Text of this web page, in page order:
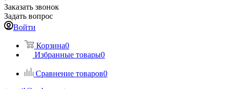
Заказать звонок
Задать вопрос
Войти
Корзина0
Избранные товары0
Сравнение товаров0